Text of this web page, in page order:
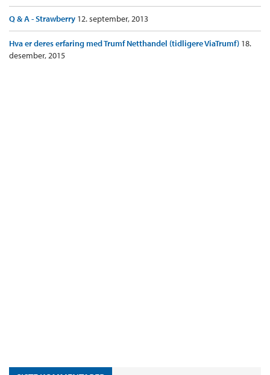
Q & A - Strawberry 12. september, 2013
Hva er deres erfaring med Trumf Netthandel (tidligere ViaTrumf) 18.
desember, 2015